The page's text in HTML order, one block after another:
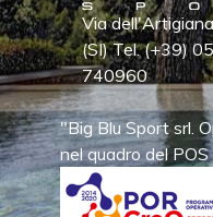
Via
(SI) Tel. (+39)
740960
"Big Blu Sport srl.
nel quadro del